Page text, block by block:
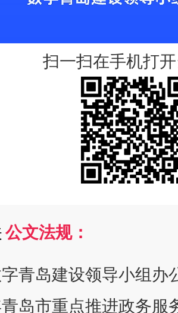
扫一扫在手机打
公文法规：
青岛建设领导小组办
岛市重点推进政务服